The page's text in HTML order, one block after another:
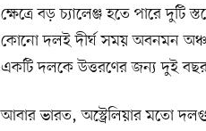
ক্ষেত্রে বড় চ্যালেঞ্জ হতে পারে
কোনো দলই দীর্ঘ সময় অবনমন
একটি দলকে উত্তরণের জন্য দুই
আবার ভারত, অস্ট্রেলিয়ার মতো